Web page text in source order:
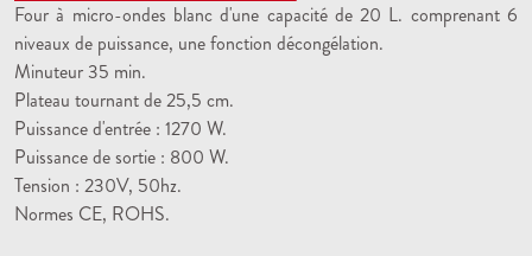
Four à micro-ondes blanc d'une capacité de 20 L. comprenant 6
niveaux de puissance, une fonction décongélation.
Minuteur 35 min.
Plateau tournant de 25,5 cm.
Puissance d'entrée : 1270 W.
Puissance de sortie : 800 W.
Tension : 230V, 50hz.
Normes CE, ROHS.